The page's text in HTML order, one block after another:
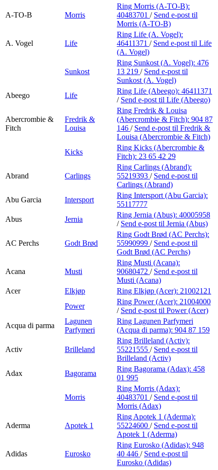
Gavekort
A-TO-B Morris
Ring Morris (A-TO-B):
40483701 / Send e-post til
Morris (A-TO-B)
A. Vogel Life
Ring Life (A. Vogel):
46411371 / Send e-post til Life
(A. Vogel)
Sunkost
Ring Sunkost (A. Vogel): 476
13 219 / Send e-post til
Sunkost (A. Vogel)
Abeego
Life
Ring Life (Abeego): 46411371
/ Send e-post til Life (Abeego)
Abercrombie &
Fitch
Fredrik &
Louisa
Ring Fredrik & Louisa
(Abercrombie & Fitch): 904 87
146 / Send e-post til Fredrik &
Louisa (Abercrombie & Fitch)
Kicks
Ring Kicks (Abercrombie &
Fitch): 23 65 42 29
Abrand Carlings
Ring Carlings (Abrand):
55219393 / Send e-post til
Carlings (Abrand)
Abu Garcia
Intersport
Ring Intersport (Abu Garcia):
55117777
Abus
Jernia
Ring Jernia (Abus): 40005958
/ Send e-post til Jernia (Abus)
AC Perchs Godt Brød
Ring Godt Brød (AC Perchs):
55990999 / Send e-post til
Godt Brød (AC Perchs)
Acana Musti
Ring Musti (Acana):
90680472 / Send e-post til
Musti (Acana)
Acer
Elkjøp Ring Elkjøp (Acer): 21002121
Power
Ring Power (Acer): 21004000
/ Send e-post til Power (Acer)
Acqua di parma
Lagunen
Parfymeri
Ring Lagunen Parfymeri
(Acqua di parma): 904 87 159
Activ Brilleland
Ring Brilleland (Activ):
55221555 / Send e-post til
Brilleland (Activ)
Adax
Bagorama
Ring Bagorama (Adax): 458
01 995
Morris
Ring Morris (Adax):
40483701 / Send e-post til
Morris (Adax)
Aderma Apotek 1
Ring Apotek 1 (Aderma):
55224600 / Send e-post til
Apotek 1 (Aderma)
Adidas Eurosko
Ring Eurosko (Adidas): 948
40 446 / Send e-post til
Eurosko (Adidas)